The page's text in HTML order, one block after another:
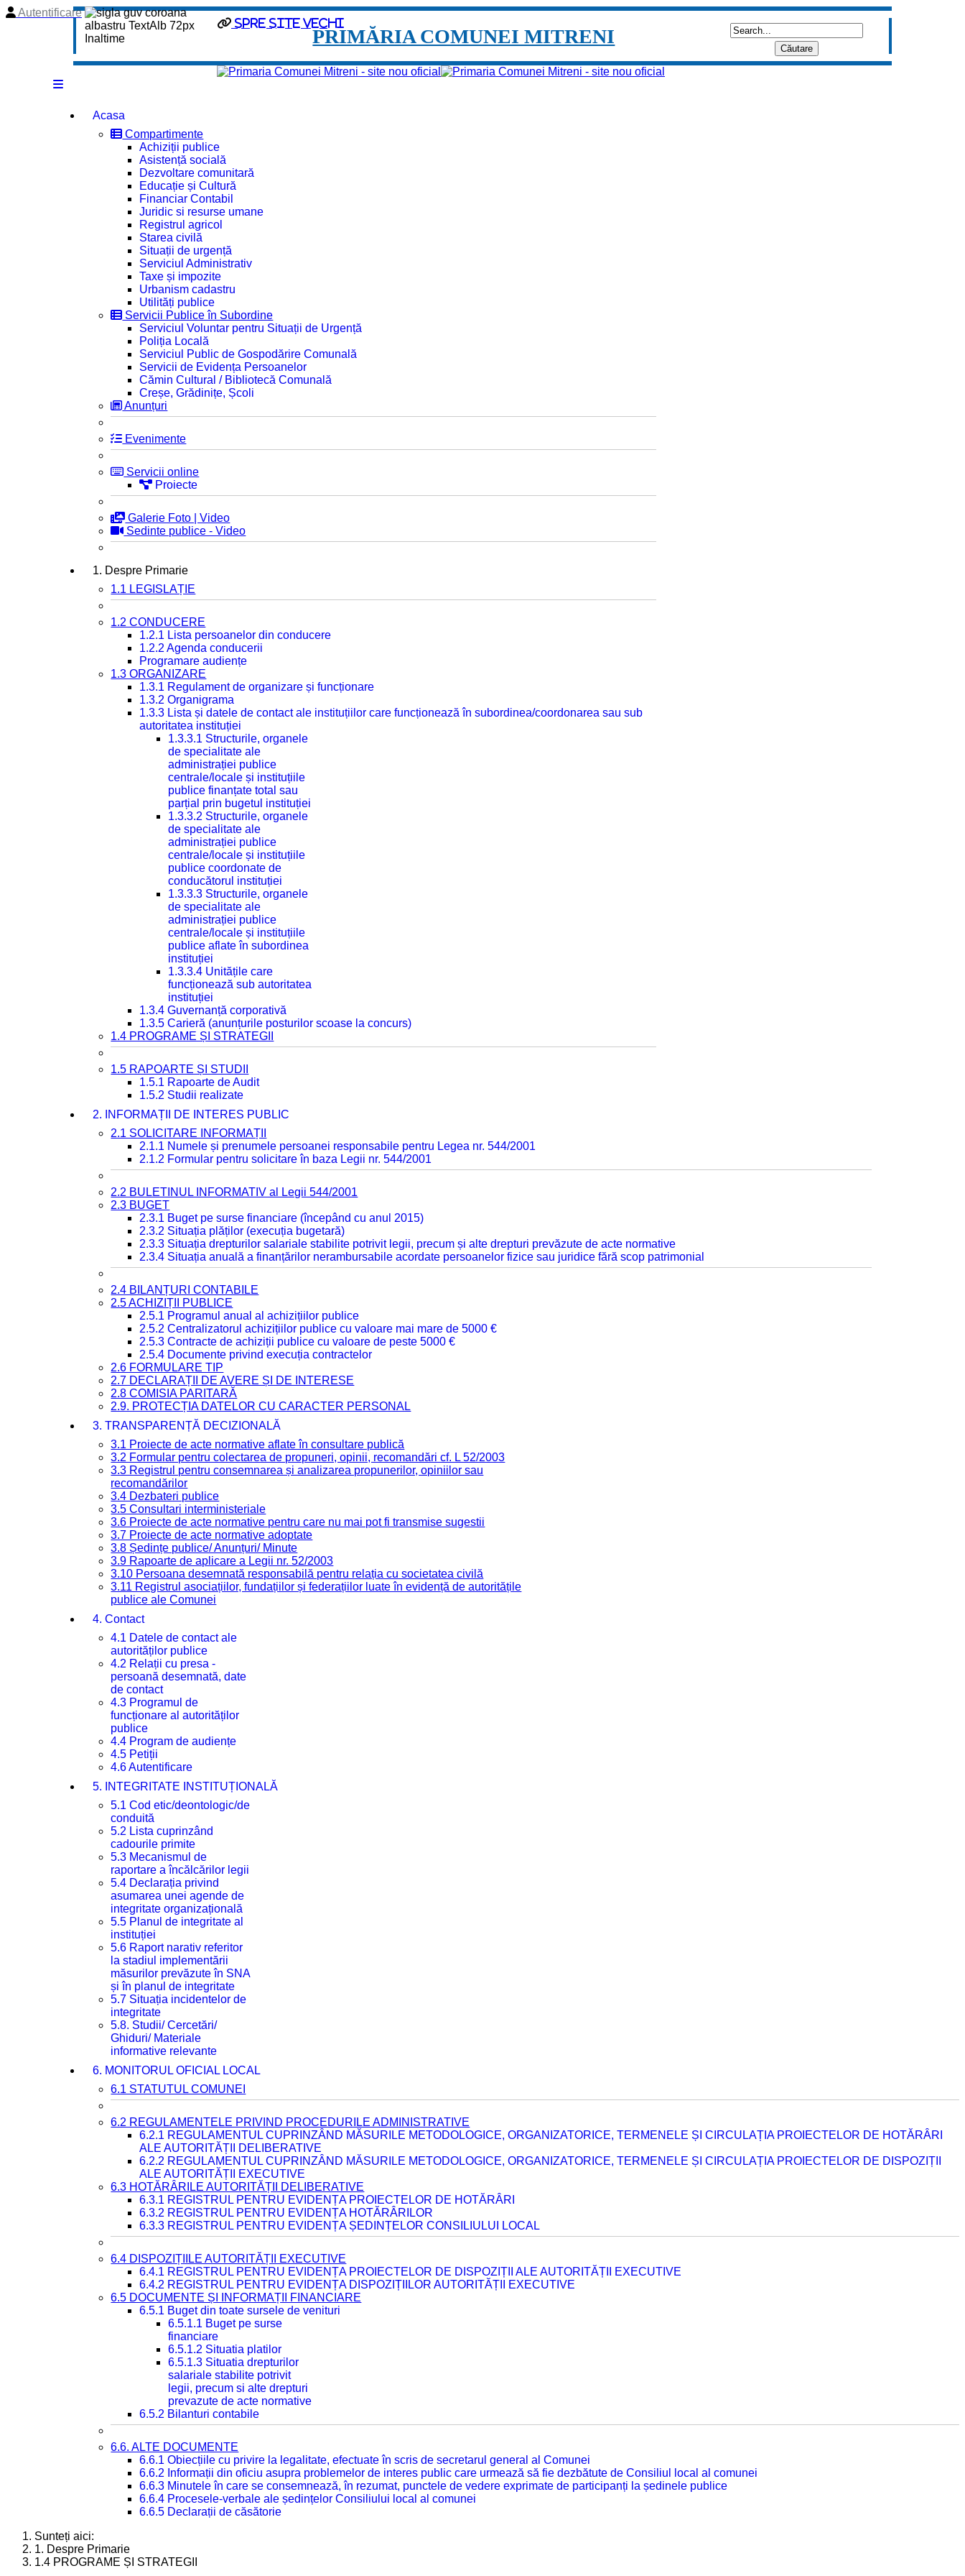
spre site vechi
Autentificare
PRIMĂRIA COMUNEI MITRENI
Acasa
Compartimente
Achiziții publice
Asistență socială
Dezvoltare comunitară
Educație și Cultură
Financiar Contabil
Juridic si resurse umane
Registrul agricol
Starea civilă
Situații de urgență
Serviciul Administrativ
Taxe și impozite
Urbanism cadastru
Utilități publice
Servicii Publice în Subordine
Serviciul Voluntar pentru Situații de Urgență
Poliția Locală
Serviciul Public de Gospodărire Comunală
Servicii de Evidența Persoanelor
Cămin Cultural / Bibliotecă Comunală
Creșe, Grădinițe, Școli
Anunțuri
Evenimente
Servicii online
Proiecte
Galerie Foto | Video
Sedinte publice - Video
1. Despre Primarie
1.1 LEGISLAȚIE
1.2 CONDUCERE
1.2.1 Lista persoanelor din conducere
1.2.2 Agenda conducerii
Programare audiențe
1.3 ORGANIZARE
1.3.1 Regulament de organizare și funcționare
1.3.2 Organigrama
1.3.3 Lista și datele de contact ale instituțiilor care funcționează în subordinea/coordonarea sau sub
autoritatea instituției
1.3.3.1 Structurile, organele
de specialitate ale
administrației publice
centrale/locale și instituțiile
publice finanțate total sau
parțial prin bugetul instituției
1.3.3.2 Structurile, organele
de specialitate ale
administrației publice
centrale/locale și instituțiile
publice coordonate de
conducătorul instituției
1.3.3.3 Structurile, organele
de specialitate ale
administrației publice
centrale/locale și instituțiile
publice aflate în subordinea
instituției
1.3.3.4 Unitățile care
funcționează sub autoritatea
instituției
1.3.4 Guvernanță corporativă
1.3.5 Carieră (anunțurile posturilor scoase la concurs)
1.4 PROGRAME ȘI STRATEGII
1.5 RAPOARTE ȘI STUDII
1.5.1 Rapoarte de Audit
1.5.2 Studii realizate
2. INFORMAȚII DE INTERES PUBLIC
2.1 SOLICITARE INFORMAȚII
2.1.1 Numele și prenumele persoanei responsabile pentru Legea nr. 544/2001
2.1.2 Formular pentru solicitare în baza Legii nr. 544/2001
2.2 BULETINUL INFORMATIV al Legii 544/2001
2.3 BUGET
2.3.1 Buget pe surse financiare (începând cu anul 2015)
2.3.2 Situația plăților (execuția bugetară)
2.3.3 Situația drepturilor salariale stabilite potrivit legii, precum și alte drepturi prevăzute de acte normative
2.3.4 Situația anuală a finanțărilor nerambursabile acordate persoanelor fizice sau juridice fără scop patrimonial
2.4 BILANȚURI CONTABILE
2.5 ACHIZIȚII PUBLICE
2.5.1 Programul anual al achizițiilor publice
2.5.2 Centralizatorul achizițiilor publice cu valoare mai mare de 5000 €
2.5.3 Contracte de achiziții publice cu valoare de peste 5000 €
2.5.4 Documente privind execuția contractelor
2.6 FORMULARE TIP
2.7 DECLARAȚII DE AVERE ȘI DE INTERESE
2.8 COMISIA PARITARĂ
2.9. PROTECȚIA DATELOR CU CARACTER PERSONAL
3. TRANSPARENȚĂ DECIZIONALĂ
3.1 Proiecte de acte normative aflate în consultare publică
3.2 Formular pentru colectarea de propuneri, opinii, recomandări cf. L 52/2003
3.3 Registrul pentru consemnarea și analizarea propunerilor, opiniilor sau
recomandărilor
3.4 Dezbateri publice
3.5 Consultari interministeriale
3.6 Proiecte de acte normative pentru care nu mai pot fi transmise sugestii
3.7 Proiecte de acte normative adoptate
3.8 Ședințe publice/ Anunțuri/ Minute
3.9 Rapoarte de aplicare a Legii nr. 52/2003
3.10 Persoana desemnată responsabilă pentru relația cu societatea civilă
3.11 Registrul asociațiilor, fundațiilor și federațiilor luate în evidență de autoritățile
publice ale Comunei
4. Contact
4.1 Datele de contact ale
autorităților publice
4.2 Relații cu presa -
persoană desemnată, date
de contact
4.3 Programul de
funcționare al autorităților
publice
4.4 Program de audiențe
4.5 Petiții
4.6 Autentificare
5. INTEGRITATE INSTITUȚIONALĂ
5.1 Cod etic/deontologic/de
conduită
5.2 Lista cuprinzând
cadourile primite
5.3 Mecanismul de
raportare a încălcărilor legii
5.4 Declarația privind
asumarea unei agende de
integritate organizațională
5.5 Planul de integritate al
instituției
5.6 Raport narativ referitor
la stadiul implementării
măsurilor prevăzute în SNA
și în planul de integritate
5.7 Situația incidentelor de
integritate
5.8. Studii/ Cercetări/
Ghiduri/ Materiale
informative relevante
6. MONITORUL OFICIAL LOCAL
6.1 STATUTUL COMUNEI
6.2 REGULAMENTELE PRIVIND PROCEDURILE ADMINISTRATIVE
6.2.1 REGULAMENTUL CUPRINZÂND MĂSURILE METODOLOGICE, ORGANIZATORICE, TERMENELE ȘI CIRCULAȚIA PROIECTELOR DE HOTĂRÂRI
ALE AUTORITĂȚII DELIBERATIVE
6.2.2 REGULAMENTUL CUPRINZÂND MĂSURILE METODOLOGICE, ORGANIZATORICE, TERMENELE ȘI CIRCULAȚIA PROIECTELOR DE DISPOZIȚII
ALE AUTORITĂȚII EXECUTIVE
6.3 HOTĂRÂRILE AUTORITĂȚII DELIBERATIVE
6.3.1 REGISTRUL PENTRU EVIDENȚA PROIECTELOR DE HOTĂRÂRI
6.3.2 REGISTRUL PENTRU EVIDENȚA HOTĂRÂRILOR
6.3.3 REGISTRUL PENTRU EVIDENȚA ȘEDINȚELOR CONSILIULUI LOCAL
6.4 DISPOZIȚIILE AUTORITĂȚII EXECUTIVE
6.4.1 REGISTRUL PENTRU EVIDENȚA PROIECTELOR DE DISPOZIȚII ALE AUTORITĂȚII EXECUTIVE
6.4.2 REGISTRUL PENTRU EVIDENȚA DISPOZIȚIILOR AUTORITĂȚII EXECUTIVE
6.5 DOCUMENTE ȘI INFORMAȚII FINANCIARE
6.5.1 Buget din toate sursele de venituri
6.5.1.1 Buget pe surse
financiare
6.5.1.2 Situatia platilor
6.5.1.3 Situatia drepturilor
salariale stabilite potrivit
legii, precum si alte drepturi
prevazute de acte normative
6.5.2 Bilanturi contabile
6.6. ALTE DOCUMENTE
6.6.1 Obiecțiile cu privire la legalitate, efectuate în scris de secretarul general al Comunei
6.6.2 Informații din oficiu asupra problemelor de interes public care urmează să fie dezbătute de Consiliul local al comunei
6.6.3 Minutele în care se consemnează, în rezumat, punctele de vedere exprimate de participanți la ședinele publice
6.6.4 Procesele-verbale ale ședințelor Consiliului local al comunei
6.6.5 Declarații de căsătorie
Sunteți aici:
1. Despre Primarie
1.4 PROGRAME ȘI STRATEGII